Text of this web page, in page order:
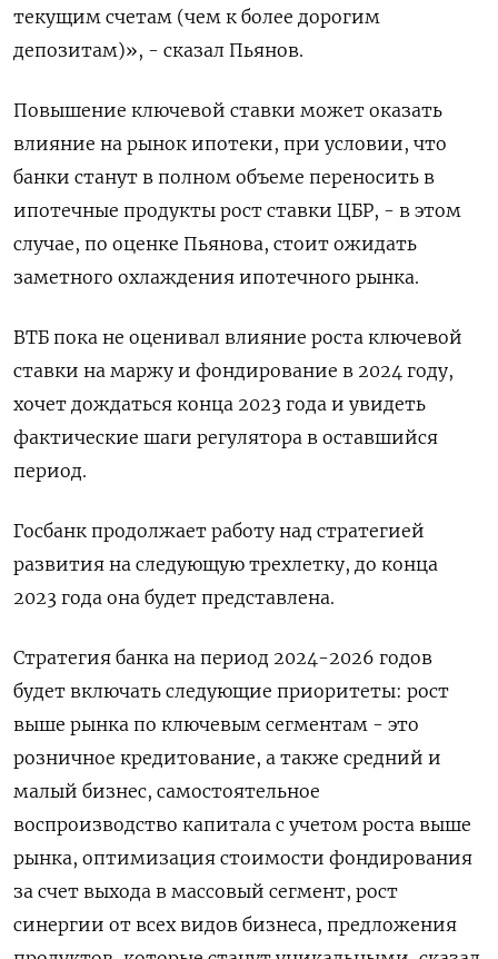
текущим счетам (чем к более дорогим
депозитам)», - сказал Пьянов.
Повышение ключевой ставки может оказать
влияние на рынок ипотеки, при условии, что
банки станут в полном объеме переносить в
ипотечные продукты рост ставки ЦБР, - в этом
случае, по оценке Пьянова, стоит ожидать
заметного охлаждения ипотечного рынка.
ВТБ пока не оценивал влияние роста ключевой
ставки на маржу и фондирование в 2024 году,
хочет дождаться конца 2023 года и увидеть
фактические шаги регулятора в оставшийся
период.
Госбанк продолжает работу над стратегией
развития на следующую трехлетку, до конца
2023 года она будет представлена.
Стратегия банка на период 2024-2026 годов
будет включать следующие приоритеты: рост
выше рынка по ключевым сегментам - это
розничное кредитование, а также средний и
малый бизнес, самостоятельное
воспроизводство капитала с учетом роста выше
рынка, оптимизация стоимости фондирования
за счет выхода в массовый сегмент, рост
синергии от всех видов бизнеса, предложения